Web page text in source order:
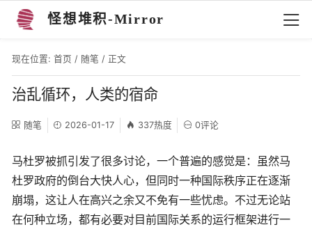
怪想堆积-Mirror
现在位置: 首页 / 随笔 / 正文
治乱循环，人类的宿命
随笔 2026-01-17 337热度 0评论
马杜罗被抓引发了很多讨论，一个普遍的感觉是：虽然马
杜罗政府的倒台大快人心，但同时一种国际秩序正在逐渐
崩塌，这让人在高兴之余又不免有一些忧虑。不过无论站
在何种立场，都有必要对目前国际关系的运行框架进行一